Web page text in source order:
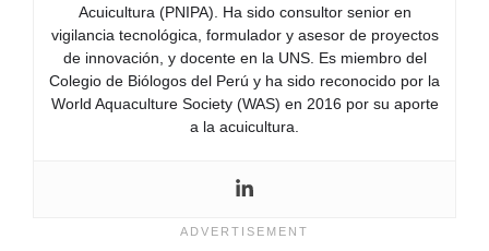
Acuicultura (PNIPA). Ha sido consultor senior en
vigilancia tecnológica, formulador y asesor de proyectos
de innovación, y docente en la UNS. Es miembro del
Colegio de Biólogos del Perú y ha sido reconocido por la
World Aquaculture Society (WAS) en 2016 por su aporte
a la acuicultura.